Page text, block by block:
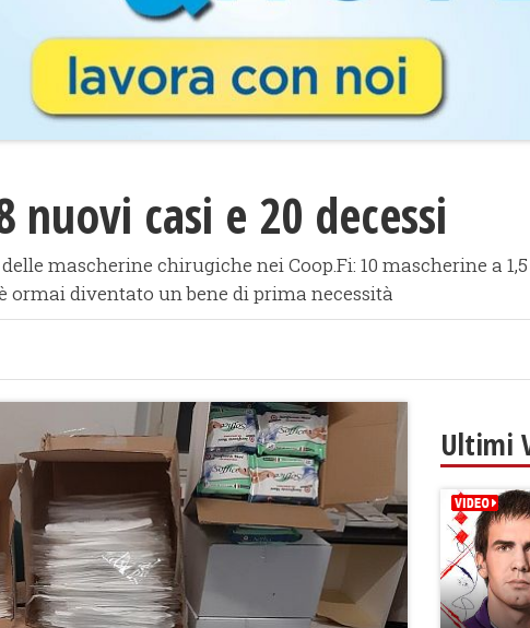
nuovi casi e 20 decessi
mascherine chirugiche nei Coop.Fi: 10 mascherine a
ormai diventato un bene di prima necessità
Ultimi